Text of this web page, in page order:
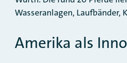
Wasseranlagen,
Amerika als